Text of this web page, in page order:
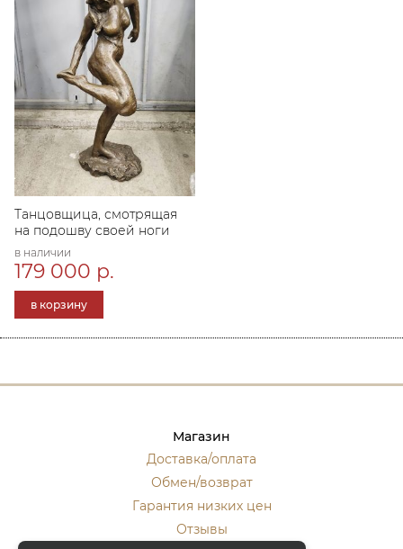
Танцовщица, смотрящая
на подошву своей ноги
в наличии
179 000 р.
в корзину
Магазин
Доставка/оплата
Обмен/возврат
Гарантия низких цен
Отзывы